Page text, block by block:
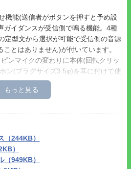
機能(送信者がボタンを押すと予め設
ガイダンスが受信側で鳴る機能。4種
定型文から選択が可能で受信側の音源
とはありません)が付いています。
ンマイクの変わりに本体(回転クリッ
ン(プラグサイズ3.5φ)を耳に付けて使
66B 、 ENE-67B
用できません。
ート製で業務での使用でも問題なく
た状態が標準です。
載しているので、設定スイッチを変
（244KB）
）
（949KB）